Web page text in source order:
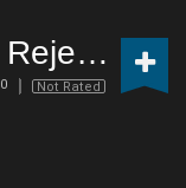
American Reject (2022)
Not Rated
90